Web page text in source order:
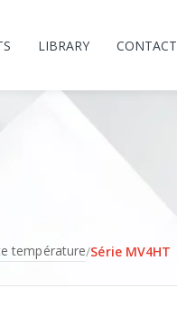
LIBRARY CONTACT
température/Série MV4HT